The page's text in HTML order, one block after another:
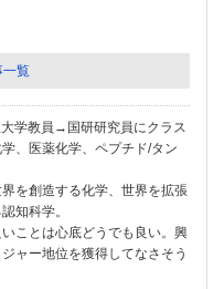
一覧
学教員→国研研究員にクラス
、医薬化学、ペプチド/タン
を創造する化学、世界を拡張
知科学。
ことは心底どうでも良い。興
ャー地位を獲得してなさそう